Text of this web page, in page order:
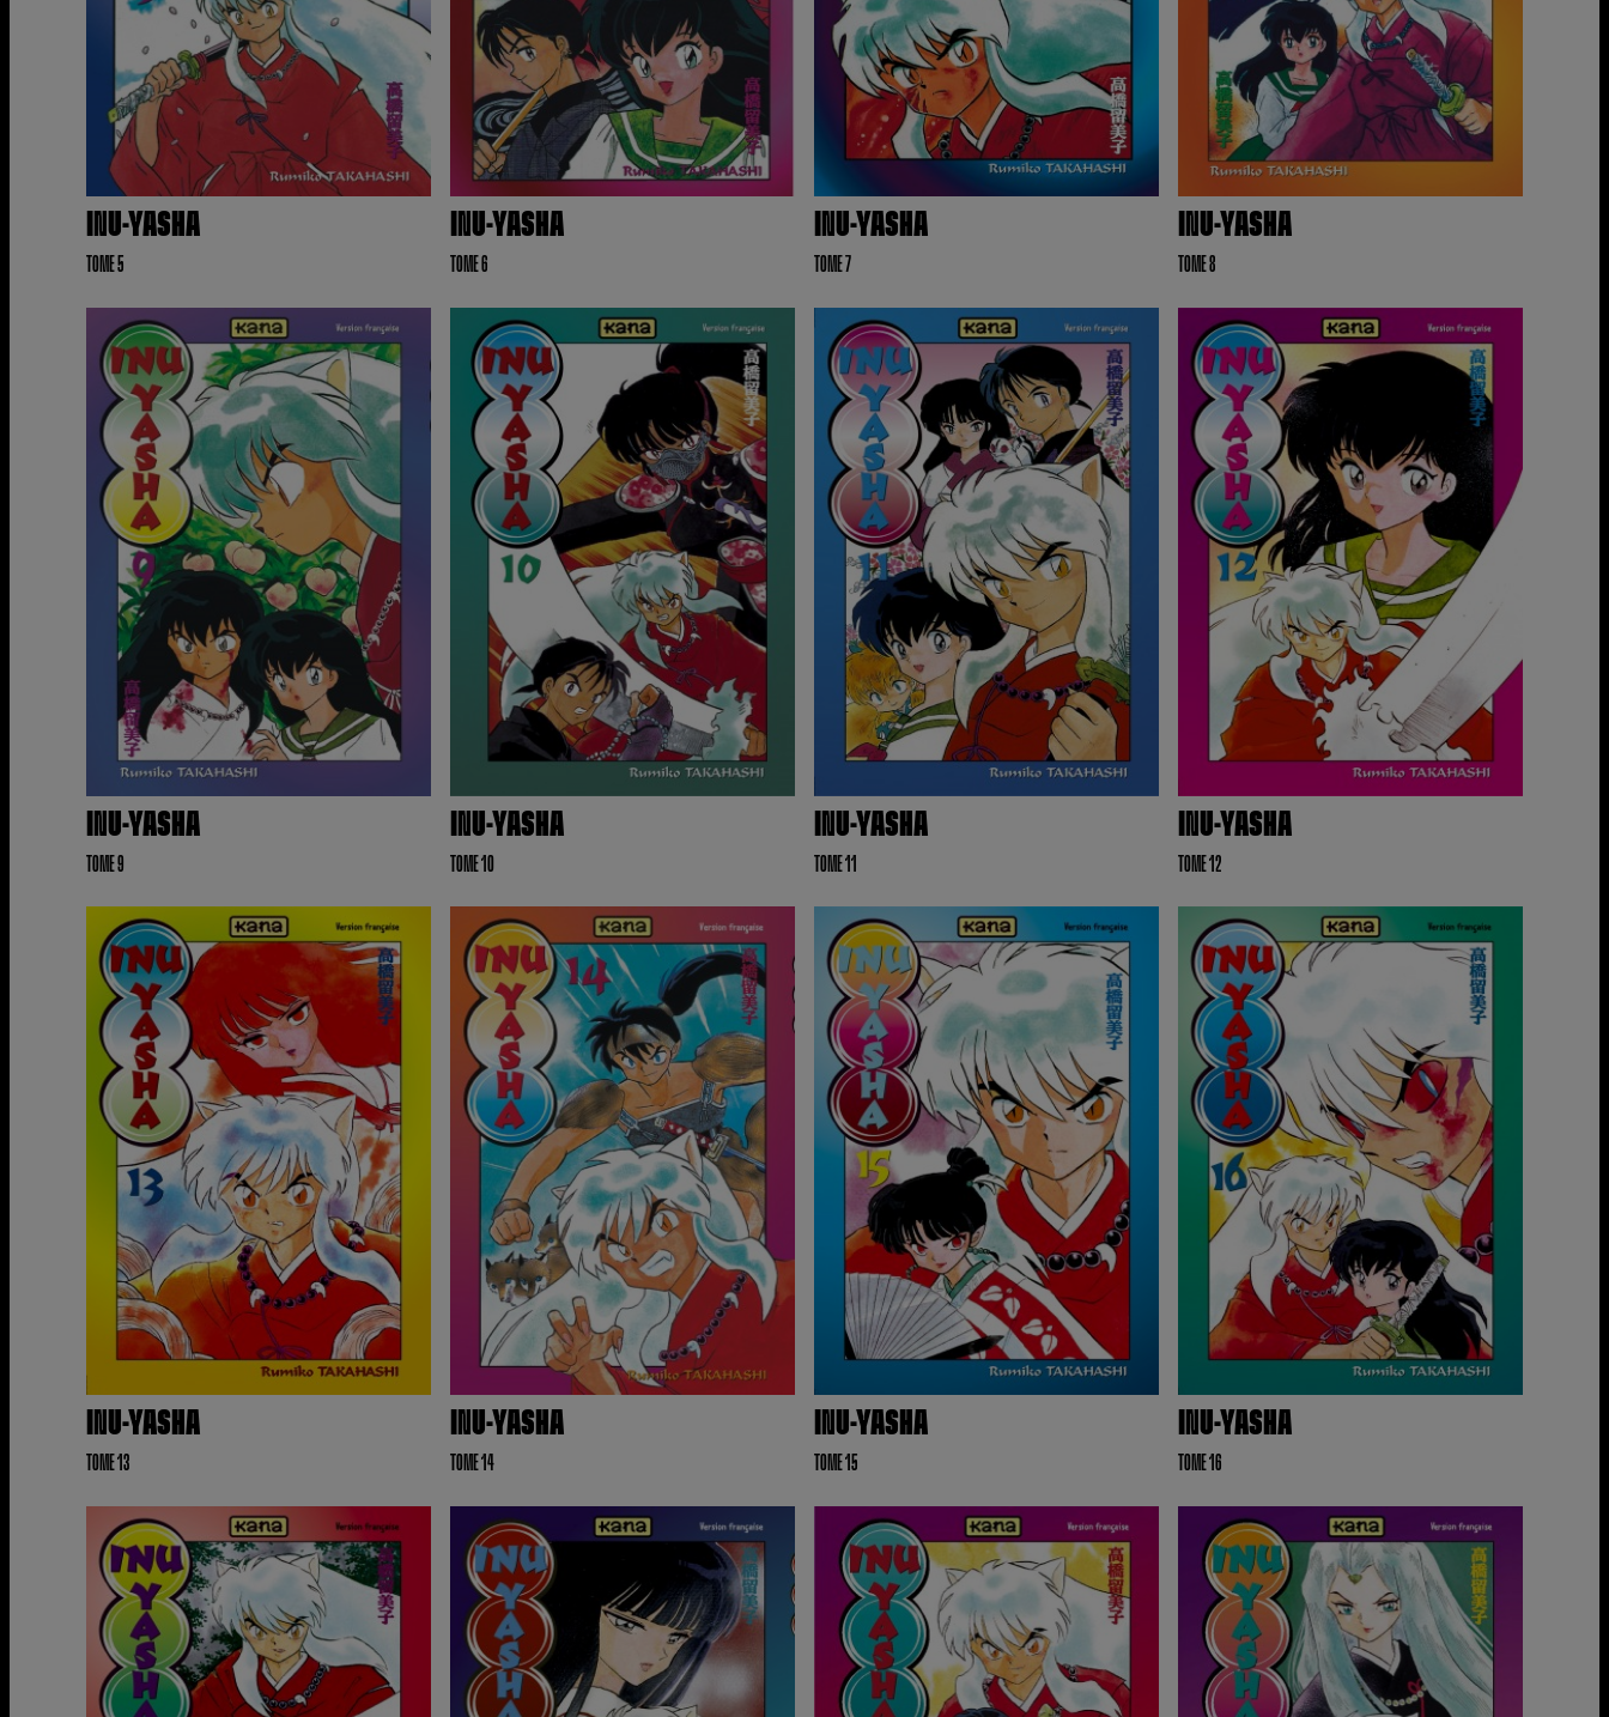
INU-YASHA
TOME 5
INU-YASHA
TOME 6
INU-YASHA
TOME 7
INU-YASHA
TOME 8
INU-YASHA
TOME 9
INU-YASHA
TOME 10
INU-YASHA
TOME 11
INU-YASHA
TOME 12
INU-YASHA
TOME 13
INU-YASHA
TOME 14
INU-YASHA
TOME 15
INU-YASHA
TOME 16